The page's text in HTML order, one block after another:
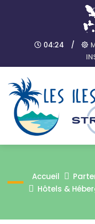
04:24
/
Accueil
Hôtels &